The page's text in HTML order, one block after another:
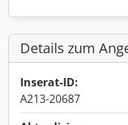
Details zum
Inserat-ID:
A213-20687